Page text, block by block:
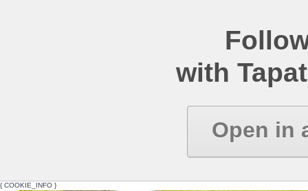
with
Open in
{ COOKIE_INFO }